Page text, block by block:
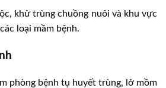
khử trùng chuồng nuôi và khu vực
loại mầm bệnh.
phòng bệnh tụ huyết trùng, lở mồm